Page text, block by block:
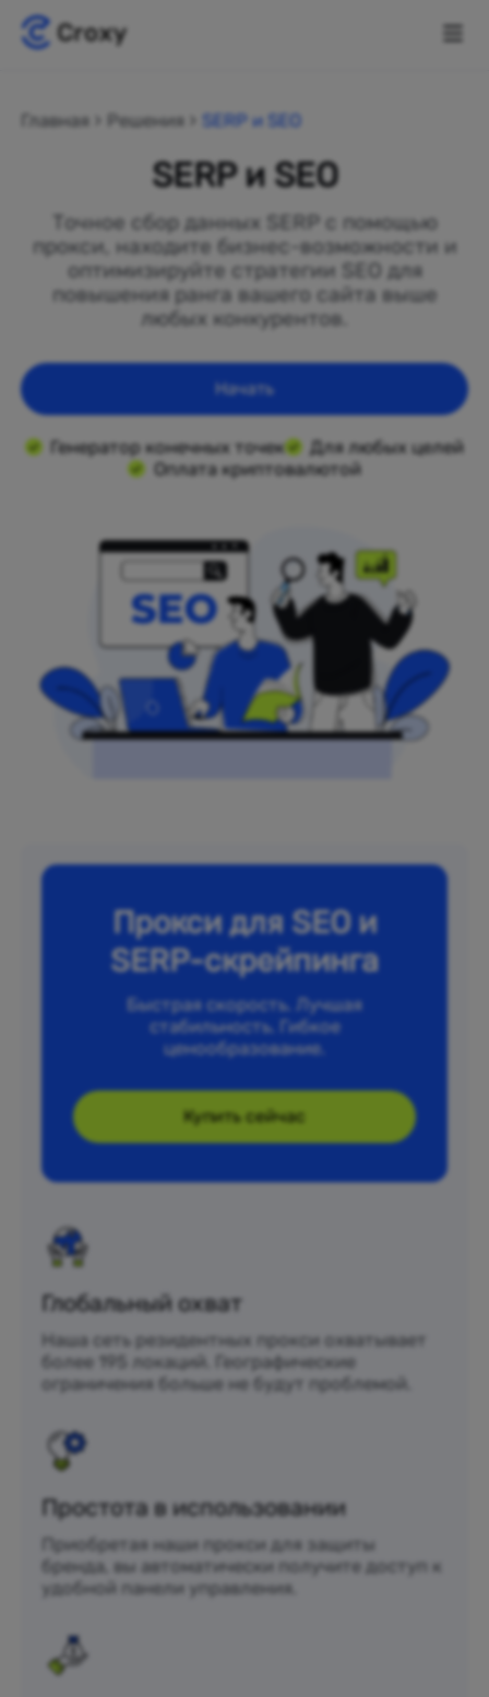
Главная Решения SERP и SEO
SERP и SEO
Точное сбор данных SERP с помощью
прокси, находите бизнес-возможности и
оптимизируйте стратегии SEO для
повышения ранга вашего сайта выше
любых конкурентов.
Начать
Генератор конечных точек
Для любых целей
Оплата криптовалютой
Прокси для SEO и
SERP-скрейпинга
Быстрая скорость. Лучшая
стабильность. Гибкое
ценообразование.
Купить сейчас
Глобальный охват
Наша сеть резидентных прокси охватывает
более 195 локаций. Географические
ограничения больше не будут проблемой.
Простота в использовании
Приобретая наши прокси для защиты
бренда, вы автоматически получите доступ к
удобной панели управления.